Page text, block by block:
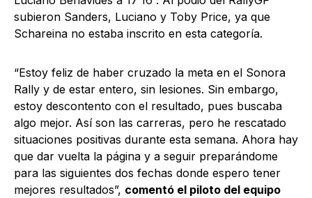
subieron Sanders, Luciano y Toby Price, ya que
Schareina no estaba inscrito en esta categoría.
“Estoy feliz de haber cruzado la meta en el Sonora
Rally y de estar entero, sin lesiones. Sin embargo,
estoy descontento con el resultado, pues buscaba
algo mejor. Así son las carreras, pero he rescatado
situaciones positivas durante esta semana. Ahora hay
que dar vuelta la página y a seguir preparándome
para las siguientes dos fechas donde espero tener
mejores resultados”, comentó el piloto del equipo